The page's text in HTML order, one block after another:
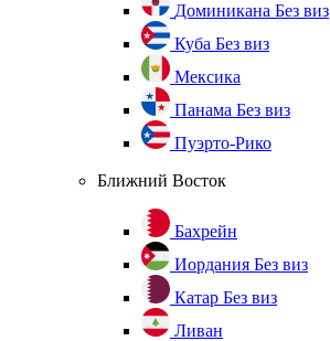
Доминикана Без виз
Куба Без виз
Мексика
Панама Без виз
Пуэрто-Рико
Ближний Восток
Бахрейн
Иордания Без виз
Катар Без виз
Ливан